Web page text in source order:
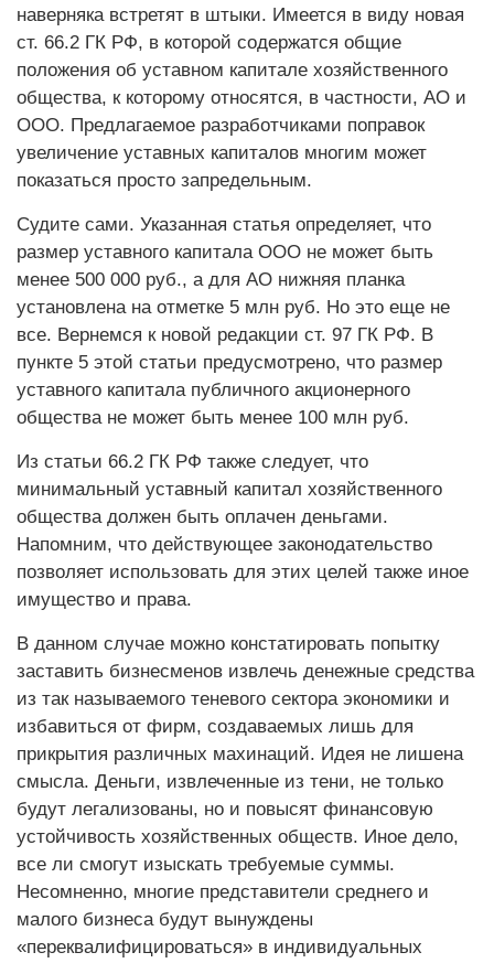
наверняка встретят в штыки. Имеется в виду новая
ст. 66.2 ГК РФ, в которой содержатся общие
положения об уставном капитале хозяйственного
общества, к которому относятся, в частности, АО и
ООО. Предлагаемое разработчиками поправок
увеличение уставных капиталов многим может
показаться просто запредельным.
Судите сами. Указанная статья определяет, что
размер уставного капитала ООО не может быть
менее 500 000 руб., а для АО нижняя планка
установлена на отметке 5 млн руб. Но это еще не
все. Вернемся к новой редакции ст. 97 ГК РФ. В
пункте 5 этой статьи предусмотрено, что размер
уставного капитала публичного акционерного
общества не может быть менее 100 млн руб.
Из статьи 66.2 ГК РФ также следует, что
минимальный уставный капитал хозяйственного
общества должен быть оплачен деньгами.
Напомним, что действующее законодательство
позволяет использовать для этих целей также иное
имущество и права.
В данном случае можно констатировать попытку
заставить бизнесменов извлечь денежные средства
из так называемого теневого сектора экономики и
избавиться от фирм, создаваемых лишь для
прикрытия различных махинаций. Идея не лишена
смысла. Деньги, извлеченные из тени, не только
будут легализованы, но и повысят финансовую
устойчивость хозяйственных обществ. Иное дело,
все ли смогут изыскать требуемые суммы.
Несомненно, многие представители среднего и
малого бизнеса будут вынуждены
«переквалифицироваться» в индивидуальных